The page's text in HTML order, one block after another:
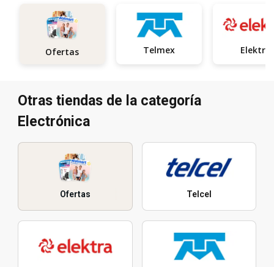
Ofertas Telmex Elektra
Otras tiendas de la categoría
Electrónica
Ofertas Telcel